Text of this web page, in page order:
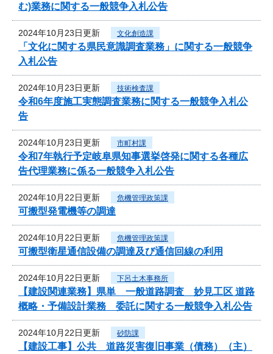
む)業務に関する一般競争入札公告
2024年10月23日更新 文化創造課
「文化に関する県民意識調査業務」に関する一般競争
入札公告
2024年10月23日更新 技術検査課
令和6年度施工実態調査業務に関する一般競争入札公
告
2024年10月23日更新 市町村課
令和7年執行予定岐阜県知事選挙啓発に関する各種広
告代理業務に係る一般競争入札公告
2024年10月22日更新 危機管理政策課
可搬型発電機等の調達
2024年10月22日更新 危機管理政策課
可搬型衛星通信設備の調達及び通信回線の利用
2024年10月22日更新 下呂土木事務所
【建設関連業務】県単 一般道路調査 妙見工区 道路
概略・予備設計業務 委託に関する一般競争入札公告
2024年10月22日更新 砂防課
【建設工事】公共 道路災害復旧事業（債務）（主）